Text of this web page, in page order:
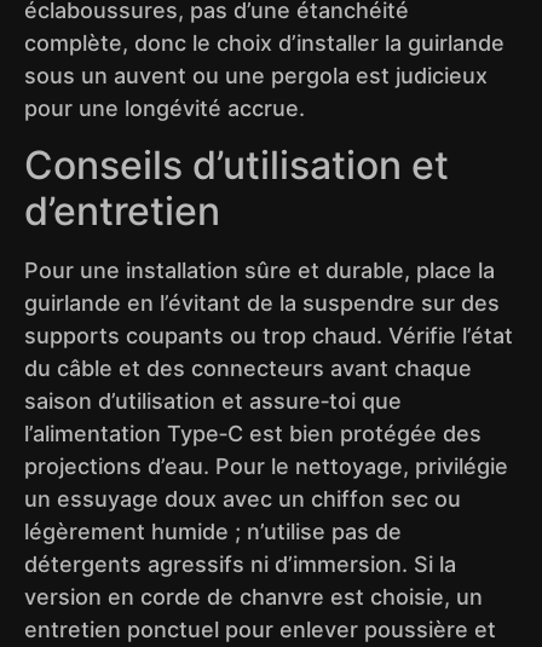
éclaboussures, pas d’une étanchéité
complète, donc le choix d’installer la guirlande
sous un auvent ou une pergola est judicieux
pour une longévité accrue.
Conseils d’utilisation et
d’entretien
Pour une installation sûre et durable, place la
guirlande en l’évitant de la suspendre sur des
supports coupants ou trop chaud. Vérifie l’état
du câble et des connecteurs avant chaque
saison d’utilisation et assure‑toi que
l’alimentation Type‑C est bien protégée des
projections d’eau. Pour le nettoyage, privilégie
un essuyage doux avec un chiffon sec ou
légèrement humide ; n’utilise pas de
détergents agressifs ni d’immersion. Si la
version en corde de chanvre est choisie, un
entretien ponctuel pour enlever poussière et